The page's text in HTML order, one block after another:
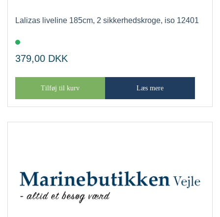
Lalizas liveline 185cm, 2 sikkerhedskroge, iso 12401
379,00 DKK
Tilføj til kurv Læs mere